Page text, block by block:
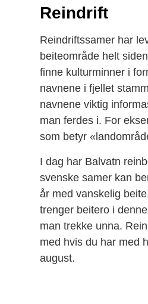
Reindrift
Reindriftssamer har
beiteområde helt
finne kulturminner i
navnene i fjellet
navnene viktig
man ferdes i. For
som betyr
I dag har Balvatn
svenske samer kan
år med vanskelig
trenger beitero i
man trekke unna.
med hvis du har med
august.